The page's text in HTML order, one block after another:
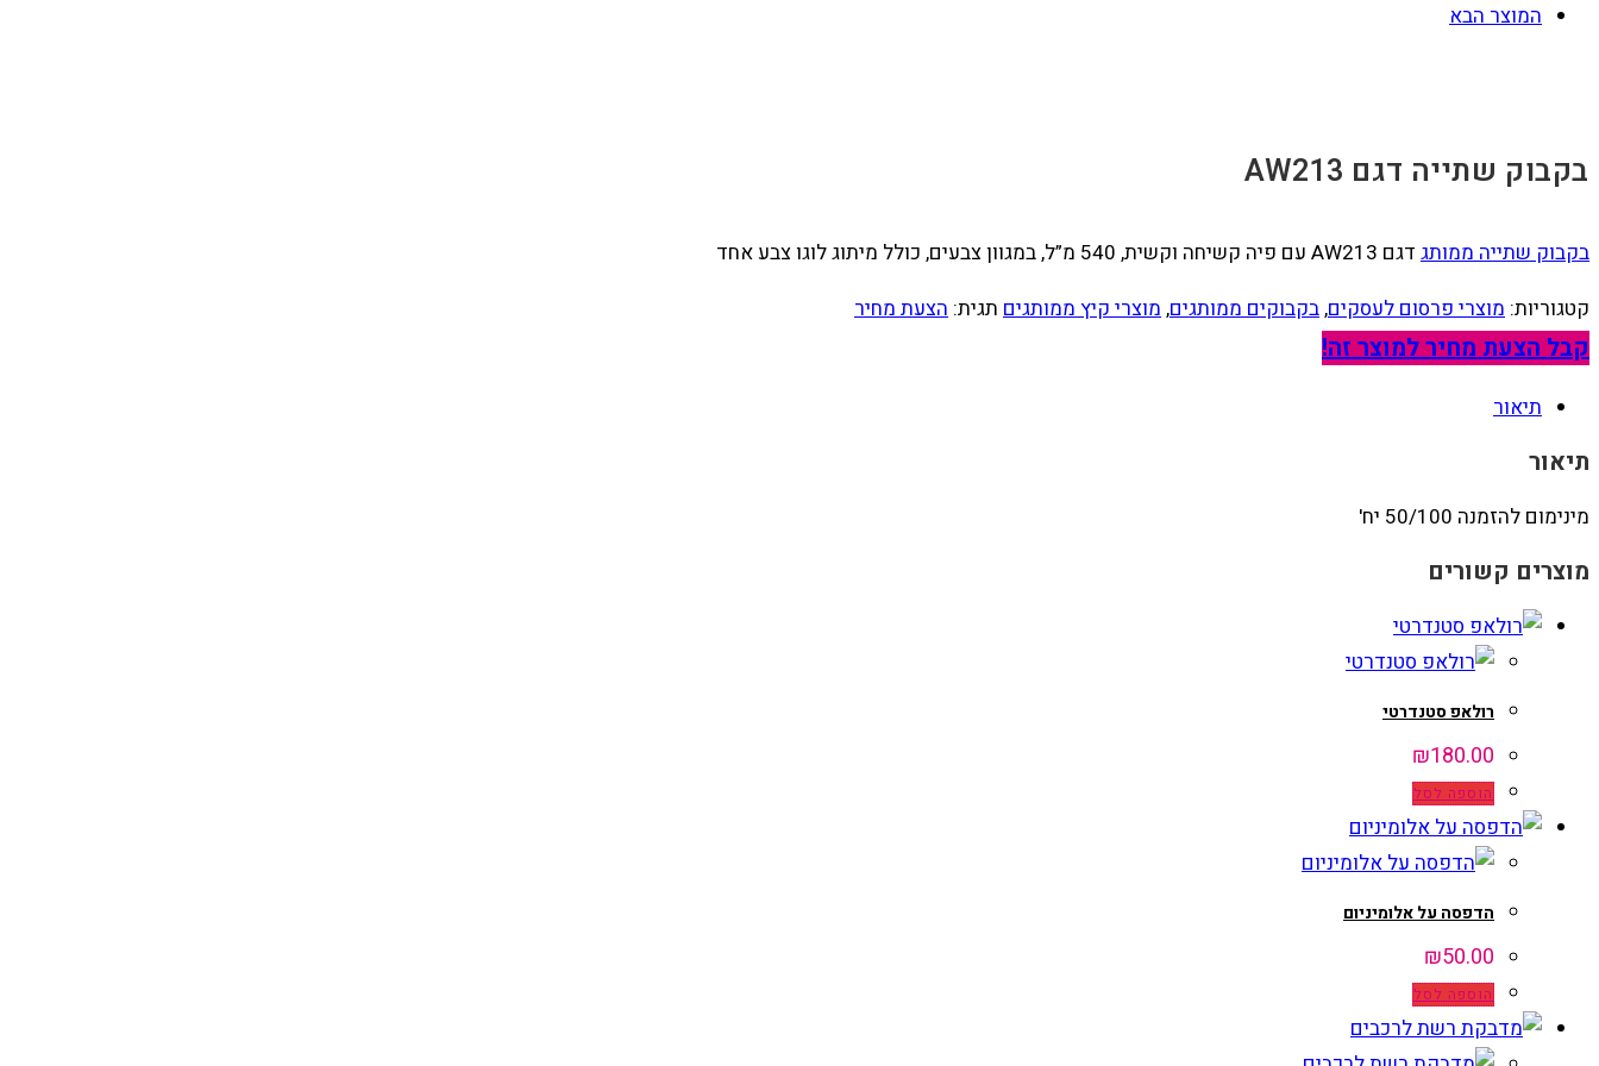
המוצר הבא
בקבוק שתייה דגם AW213
בקבוק שתייה ממותג דגם AW213 עם פיה קשיחה וקשית, 540 מ”ל, במגוון צבעים, כולל מיתוג לוגו צבע אחד
קטגוריות: מוצרי פרסום לעסקים,בקבוקים ממותגים, מוצרי קיץ ממותגים תגית: הצעת מחיר
קבל הצעת מחיר למוצר זה!
תיאור
תיאור
מינימום להזמנה 50/100 יח'
מוצרים קשורים
רולאפ סטנדרטי
₪180.00
הוספה לסל
הדפסה על אלומיניום
₪50.00
הוספה לסל